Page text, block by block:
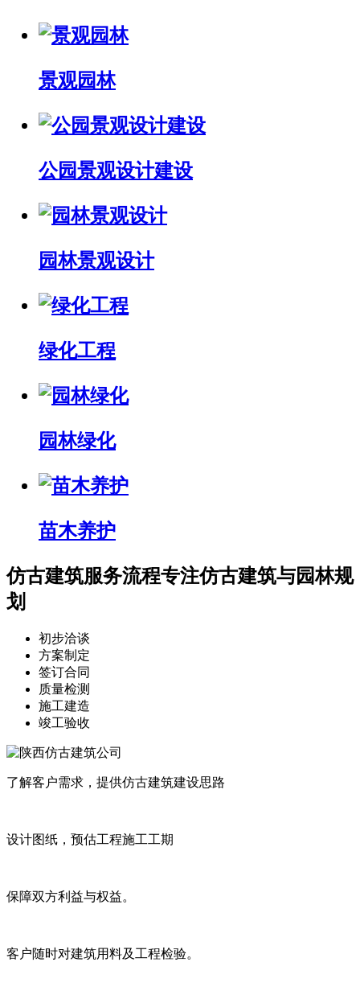
景观园林
公园景观设计建设
园林景观设计
绿化工程
园林绿化
苗木养护
仿古建筑服务流程专注仿古建筑与园林规
划
初步洽谈
方案制定
签订合同
质量检测
施工建造
竣工验收
了解客户需求，提供仿古建筑建设思路
设计图纸，预估工程施工工期
保障双方利益与权益。
客户随时对建筑用料及工程检验。